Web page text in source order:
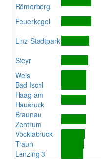
Römerberg
Feuerkogel
Linz-Stadtpark
Steyr
Wels
Bad Ischl
Haag am
Hausruck
Braunau
Zentrum
Vöcklabruck
Traun
Lenzing 3